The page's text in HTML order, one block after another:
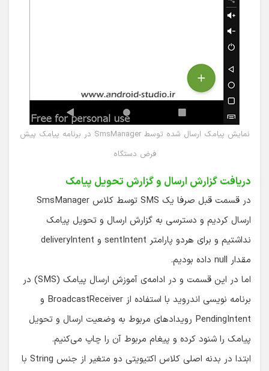
نمایش پیامک ارسال شده توسط SmsManager در برنامه پیامک پیش
فرض دستگاه
دریافت گزارش ارسال و گزارش تحویل پیامک
در قسمت قبل صرفا یک SMS توسط کلاس SmsManager
ارسال کردیم و دسترسی به گزارش ارسال و تحویل پیامک
نداشتیم و برای هردو پارامتر sentIntent و deliveryIntent
مقدار null داده بودیم.
اما در این قسمت و در ادامه‌ی آموزش ارسال پیامک (SMS) در
برنامه نویسی اندروید با استفاده از BroadcastReceiver و
PendingIntent رویدادهای مربوط به وضعیت ارسال و تحویل
پیامک را شنود کرده و پیغام مربوط آن را چاپ می‌کنیم.
ابتدا در بدنه اصلی کلاس اکتیویتی دو متغیر از جنس String با